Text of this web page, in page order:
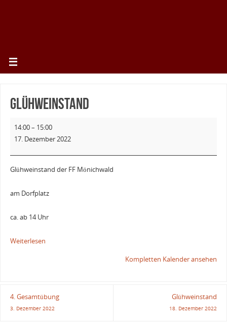
Glühweinstand
14:00– 15:00
17. Dezember 2022
Glühweinstand der FF Mönichwald
am Dorfplatz
ca. ab 14 Uhr
Weiterlesen
Kompletten Kalender ansehen
4. Gesamtübung
3. Dezember 2022
Glühweinstand
18. Dezember 2022